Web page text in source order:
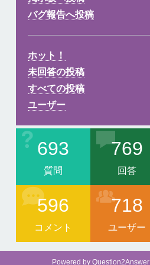
バグ報告へ投稿
ホット！
未回答の投稿
すべての投稿
ユーザー
693
質問
769
回答
596
コメント
718
ユーザー
Powered by Question2Answer